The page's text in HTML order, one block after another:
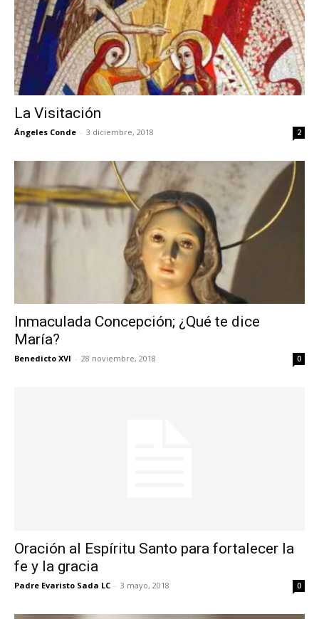
La Visitación
Ángeles Conde - 3 diciembre, 2018 2
Inmaculada Concepción; ¿Qué te dice
María?
Benedicto XVI - 28 noviembre, 2018 0
Oración al Espíritu Santo para fortalecer la
fe y la gracia
Padre Evaristo Sada LC - 3 mayo, 2018 0